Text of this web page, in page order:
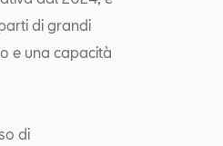
di grandi
e una capacità
di